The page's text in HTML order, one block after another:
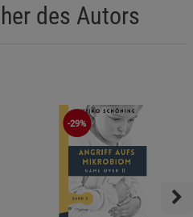
des Autors
-29%